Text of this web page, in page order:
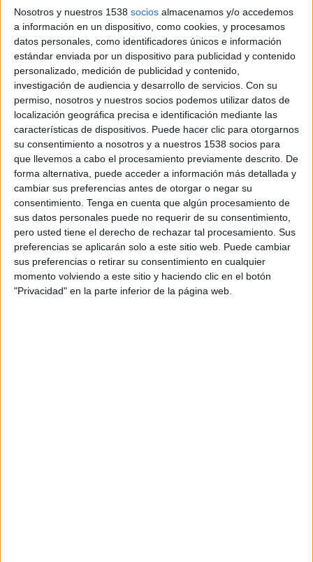
Nosotros y nuestros 1538 socios almacenamos y/o accedemos
a información en un dispositivo, como cookies, y procesamos
datos personales, como identificadores únicos e información
estándar enviada por un dispositivo para publicidad y contenido
personalizado, medición de publicidad y contenido,
investigación de audiencia y desarrollo de servicios. Con su
permiso, nosotros y nuestros socios podemos utilizar datos de
localización geográfica precisa e identificación mediante las
características de dispositivos. Puede hacer clic para otorgarnos
su consentimiento a nosotros y a nuestros 1538 socios para
que llevemos a cabo el procesamiento previamente descrito. De
forma alternativa, puede acceder a información más detallada y
cambiar sus preferencias antes de otorgar o negar su
consentimiento. Tenga en cuenta que algún procesamiento de
sus datos personales puede no requerir de su consentimiento,
pero usted tiene el derecho de rechazar tal procesamiento. Sus
preferencias se aplicarán solo a este sitio web. Puede cambiar
sus preferencias o retirar su consentimiento en cualquier
momento volviendo a este sitio y haciendo clic en el botón
"Privacidad" en la parte inferior de la página web.
IMPRIMIR
TWEET
SHARE
SHARE